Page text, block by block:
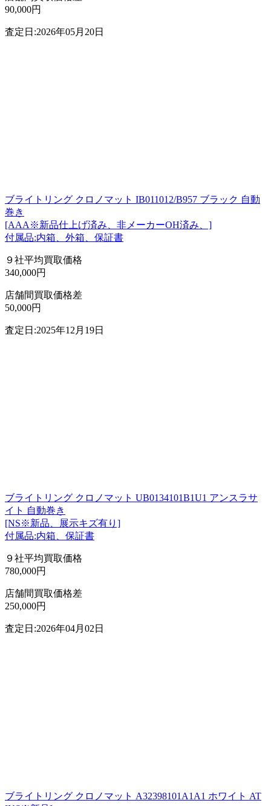
90,000円
査定日:2026年05月20日
ブライトリング クロノマット IB011012/B957 ブラック 自動
巻き
[AAA※新品仕上げ済み、非メーカーOH済み、]
付属品:内箱、外箱、保証書
９社平均買取価格
340,000円
店舗間買取価格差
50,000円
査定日:2025年12月19日
ブライトリング クロノマット UB0134101B1U1 アンスラサ
イト 自動巻き
[NS※新品、展示キズ有り]
付属品:内箱、保証書
９社平均買取価格
780,000円
店舗間買取価格差
250,000円
査定日:2026年04月02日
ブライトリング クロノマット A32398101A1A1 ホワイト AT